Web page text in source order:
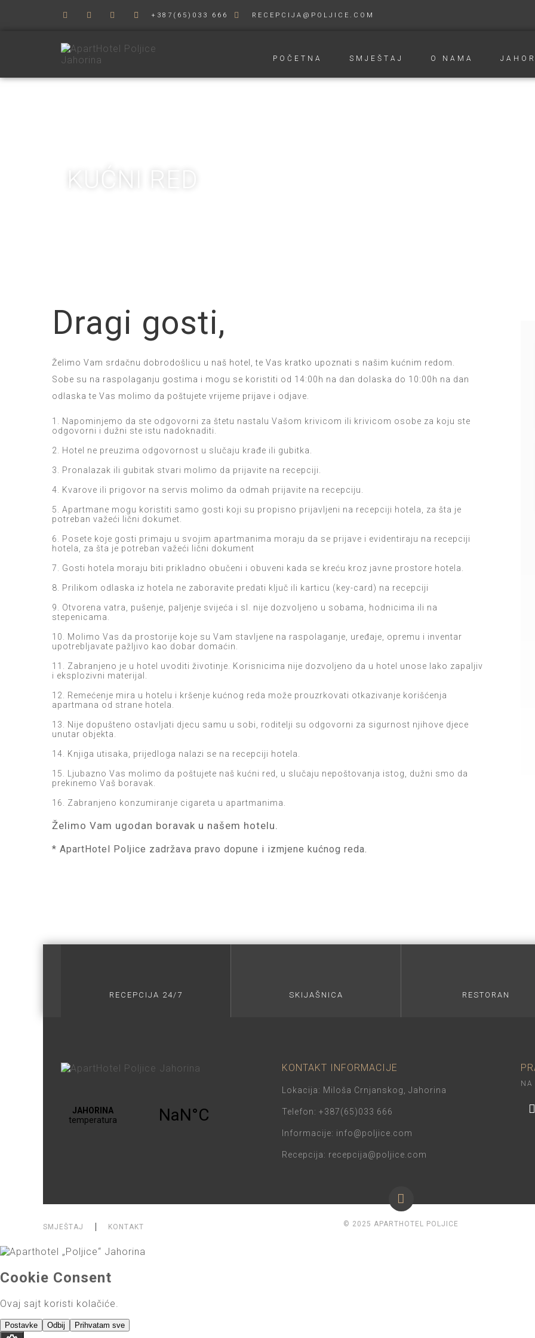
+387(65)033 666 RECEPCIJA@POLJICE.COM
POČETNA SMJEŠTAJ O NAMA
KUĆNI RED
Dragi gosti,
Želimo Vam srdačnu dobrodošlicu u naš hotel, te Vas kratko upoznati s našim kućnim redom.
Sobe su na raspolaganju gostima i mogu se koristiti od 14:00h na dan dolaska do 10:00h na dan
odlaska te Vas molimo da poštujete vrijeme prijave i odjave.
1. Napominjemo da ste odgovorni za štetu nastalu Vašom krivicom ili krivicom osobe za koju ste
odgovorni i dužni ste istu nadoknaditi.
2. Hotel ne preuzima odgovornost u slučaju krađe ili gubitka.
3. Pronalazak ili gubitak stvari molimo da prijavite na recepciji.
4. Kvarove ili prigovor na servis molimo da odmah prijavite na recepciju.
5. Apartmane mogu koristiti samo gosti koji su propisno prijavljeni na recepciji hotela, za šta je
potreban važeći lični dokumet.
6. Posete koje gosti primaju u svojim apartmanima moraju da se prijave i evidentiraju na recepciji
hotela, za šta je potreban važeći lični dokument
7. Gosti hotela moraju biti prikladno obučeni i obuveni kada se kreću kroz javne prostore hotela.
8. Prilikom odlaska iz hotela ne zaboravite predati ključ ili karticu (key-card) na recepciji
9. Otvorena vatra, pušenje, paljenje svijeća i sl. nije dozvoljeno u sobama, hodnicima ili na
stepenicama.
10. Molimo Vas da prostorije koje su Vam stavljene na raspolaganje, uređaje, opremu i inventar
upotrebljavate pažljivo kao dobar domaćin.
11. Zabranjeno je u hotel uvoditi životinje. Korisnicima nije dozvoljeno da u hotel unose lako zapaljiv
i eksplozivni materijal.
12. Remećenje mira u hotelu i kršenje kućnog reda može prouzrkovati otkazivanje korišćenja
apartmana od strane hotela.
13. Nije dopušteno ostavljati djecu samu u sobi, roditelji su odgovorni za sigurnost njihove djece
unutar objekta.
14. Knjiga utisaka, prijedloga nalazi se na recepciji hotela.
15. Ljubazno Vas molimo da poštujete naš kućni red, u slučaju nepoštovanja istog, dužni smo da
prekinemo Vaš boravak.
16. Zabranjeno konzumiranje cigareta u apartmanima.
Želimo Vam ugodan boravak u našem hotelu.
* ApartHotel Poljice zadržava pravo dopune i izmjene kućnog reda.
RECEPCIJA 24/7 SKIJAŠNICA RESTORAN
KONTAKT INFORMACIJE
Lokacija: Miloša Crnjanskog, Jahorina
Telefon: +387(65)033 666
Informacije: info@poljice.com
Recepcija: recepcija@poljice.com
SMJEŠTAJ KONTAKT © 2025 APARTHOTEL POLJICE